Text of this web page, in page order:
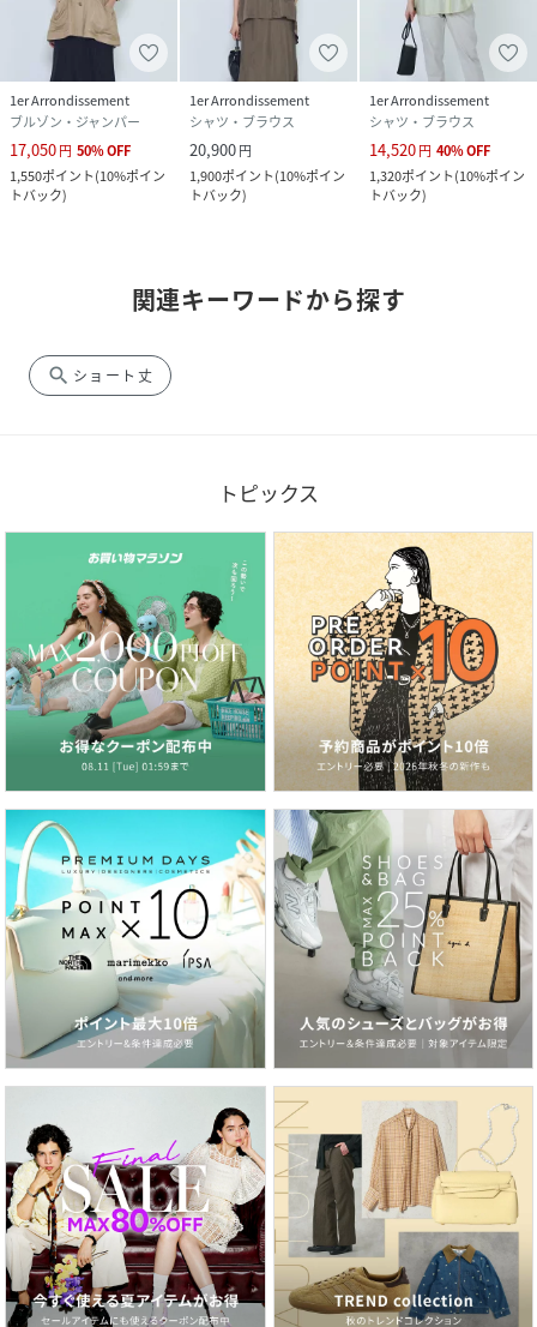
1er Arrondissement
ブルゾン・ジャンパー
17,050円 50%OFF
1,550ポイント(10%ポイン
トバック)
1er Arrondissement
シャツ・ブラウス
20,900円
1,900ポイント(10%ポイン
トバック)
1er Arrondissement
シャツ・ブラウス
14,520円 40%OFF
1,320ポイント(10%ポイン
トバック)
関連キーワードから探す
search ショート丈
トピックス